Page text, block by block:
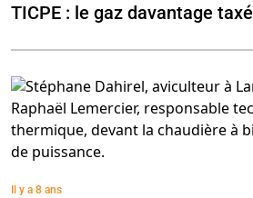
TICPE : le gaz davantage taxé
Il y a 8 ans